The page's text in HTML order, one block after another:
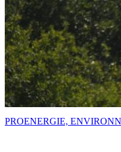
PROENERGIE,